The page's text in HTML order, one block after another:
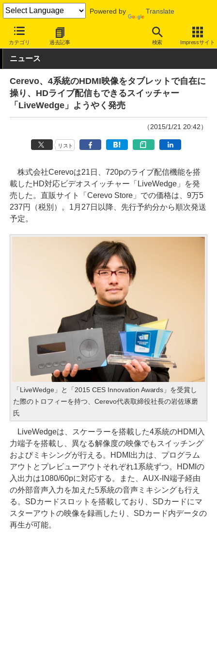
Powered by Translate
カテゴリ 過去記事 検索 Impressサイト
INTERNET Watch ハードウェア
ニュース
Cerevo、4系統のHDMI映像をタブレットで自在に
操り、HDライブ配信もできるスイッチャー
「LiveWedge」ようやく発売
（2015/1/21 20:42）
リスト
株式会社Cerevoは21日、720pのライブ配信機能を搭
載したHD対応ビデオスイッチャー「LiveWedge」を発
売した。直販サイト「Cerevo Store」での価格は、9万5
237円（税別）。1月27日以降、先行予約分から順次発送
予定。
「LiveWedge」と「2015 CES Innovation Awards」を受賞し
た際のトロフィーを持つ、Cerevo代表取締役社長の岩佐琢磨
氏
LiveWedgeは、スケーラーを搭載した4系統のHDMI入
力端子を搭載し、異なる解像度の映像でもスイッチング
およびミキシングが行える。HDMI出力は、プログラム
アウトとプレビューアウトそれぞれ1系統ずつ。HDMIの
入出力は1080/60pに対応する。また、AUX-IN端子経由
の外部音声入力を加えた5系統の音声ミキシングも行え
る。SDカードスロットを搭載しており、SDカードにマ
スターアウトの映像を録画したり、SDカード内データの
再生が可能。